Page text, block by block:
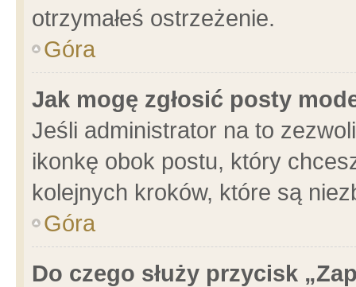
otrzymałeś ostrzeżenie.
Góra
Jak mogę zgłosić posty
Jeśli administrator na to
ikonkę obok postu, który
kolejnych kroków, które są
Góra
Do czego służy przycisk